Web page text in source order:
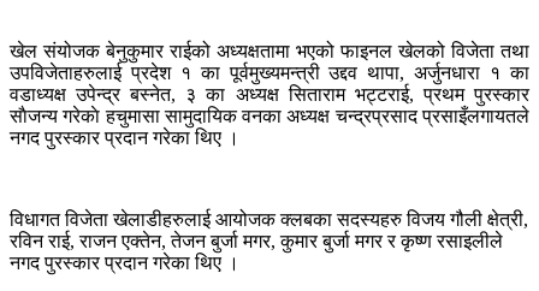
खेल संयोजक बेनुकुमार राईको अध्यक्षतामा भएको फाइनल खेलको विजेता तथा
उपविजेताहरुलाई प्रदेश १ का पूर्वमुख्यमन्त्री उद्दव थापा, अर्जुनधारा १ का
वडाध्यक्ष उपेन्द्र बस्नेत, ३ का अध्यक्ष सिताराम भट्टराई, प्रथम पुरस्कार
साैजन्य गरेकाे हचुमासा सामुदायिक वनका अध्यक्ष चन्द्रप्रसाद प्रसाइँलगायतले
नगद पुरस्कार प्रदान गरेका थिए ।
विधागत विजेता खेलाडीहरुलाई आयोजक क्लबका सदस्यहरु विजय गौली क्षेत्री,
रविन राई, राजन एक्तेन, तेजन बुर्जा मगर, कुमार बुर्जा मगर र कृष्ण रसाइलीले
नगद पुरस्कार प्रदान गरेका थिए ।